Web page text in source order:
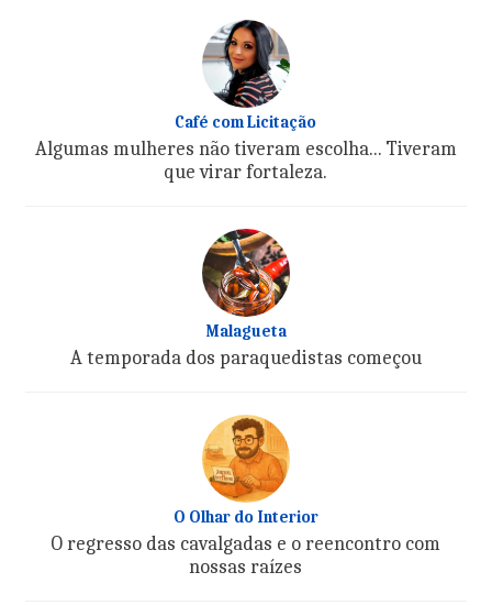
Café com Licitação
Algumas mulheres não tiveram escolha... Tiveram
que virar fortaleza.
Malagueta
A temporada dos paraquedistas começou
O Olhar do Interior
O regresso das cavalgadas e o reencontro com
nossas raízes